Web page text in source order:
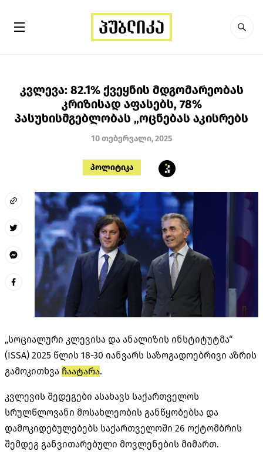
კვლევა: 82.1% ქვეყნის მდგომარეობას
კრიზისად აფასებს, 78%
პასუხისმგებლობას „ოცნებას აკისრებს
10 თებერვალი, 2025
პოლიტიკა
„სოციალური კლევისა და ანალიზის ინსტიტუტმა“
(ISSA) 2025 წლის 18-30 იანვარს საზოგადოებრივი აზრის
გამოკითხვა ჩაატარა.
კვლევის შედეგები ასახავს საქართველოს
სრულწლოვანი მოსახლეობის განწყობებსა და
დამოკიდებულებებს საქართველოში 26 ოქტომბრის
შემდეგ განვითარებული მოვლენების მიმართ.